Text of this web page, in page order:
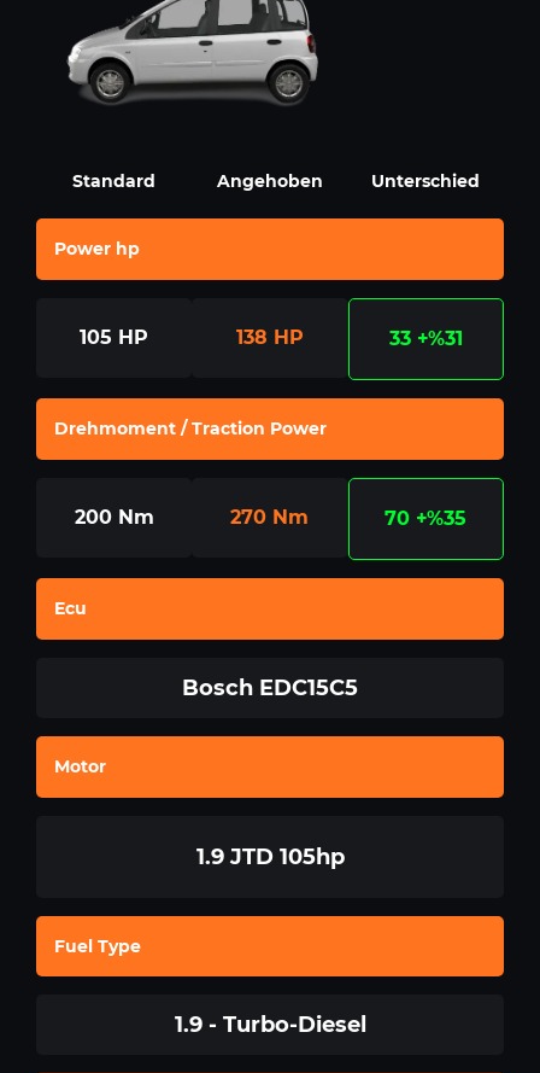
Standard Angehoben Unterschied
Power hp
105 HP 138 HP 33 +%31
Drehmoment / Traction Power
200 Nm 270 Nm 70 +%35
Ecu
Bosch EDC15C5
Motor
1.9 JTD 105hp
Fuel Type
1.9 - Turbo-Diesel